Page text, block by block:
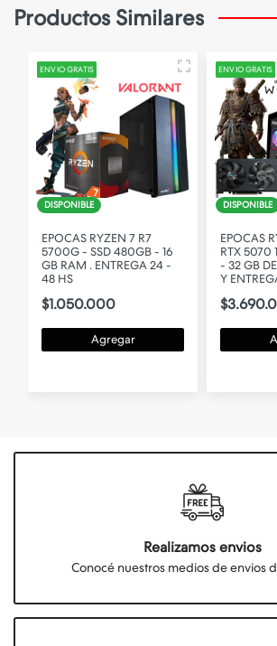
Productos Similares
ENVIO GRATIS
DISPONIBLE
EPOCAS RYZEN 7 R7
5700G - SSD 480GB - 16
GB RAM . ENTREGA 24 -
48 HS
$1.050.000
Agregar
ENVIO GRATIS
DISPONIBLE
EPOCAS
RTX 5070
- 32 GB
Y
Realizamos envios
Conocé nuestros medios de envios